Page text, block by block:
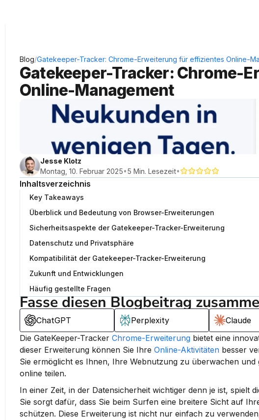
Blog/Gatekeeper-Tracker: Chrome-Erweiterung für effizientes Online-
Gatekeeper-Tracker: Chrome-
Online-Management
Jesse Klotz
Montag, 10. Februar 2025•5 Min. Lesezeit•
Inhaltsverzeichnis
Key Takeaways
Überblick und Bedeutung von Browser-Erweiterungen
Sicherheitsaspekte der Gatekeeper-Tracker-Erweiterung
Datenschutz und Privatsphäre
Kompatibilität der Gatekeeper-Tracker-Erweiterung
Zukunft und Entwicklungen
Häufig gestellte Fragen
Fasse diesen Blogbeitrag
ChatGPT Perplexity Claude
Die GateKeeper-Tracker Chrome-Erweiterung bietet eine
dieser Erweiterung können Sie Ihre Online-Aktivitäten besser
Sie ermöglicht es Ihnen, Ihre Webnutzung zu überwachen
online teilen.
In einer Zeit, in der Datensicherheit wichtiger denn je ist, spielt
Sie sorgt dafür, dass Sie beim Surfen eine breitere Sicht auf
schützen. Diese Erweiterung ist nicht nur einfach zu